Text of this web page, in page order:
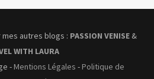
autres blogs : PASSION VENISE &
WITH LAURA
-Mentions Légales -Politique de